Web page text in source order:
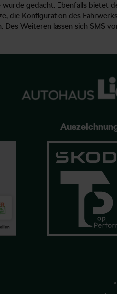
gedacht. Ebenfalls bietet
die Konfiguration des
Des Weiteren lassen sich SMS
*